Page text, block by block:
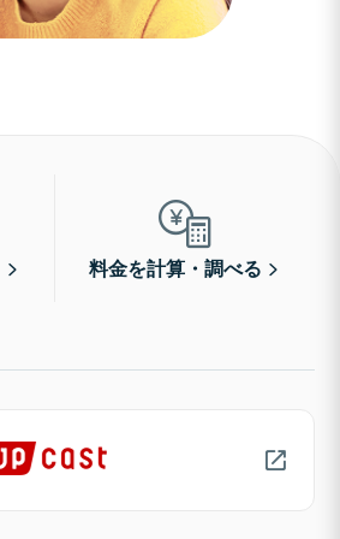
料金を計算・調べる